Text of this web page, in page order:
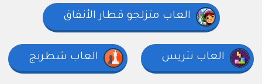
العاب متزلجو قطار الأنفاق
العاب تتريس العاب شطرنج